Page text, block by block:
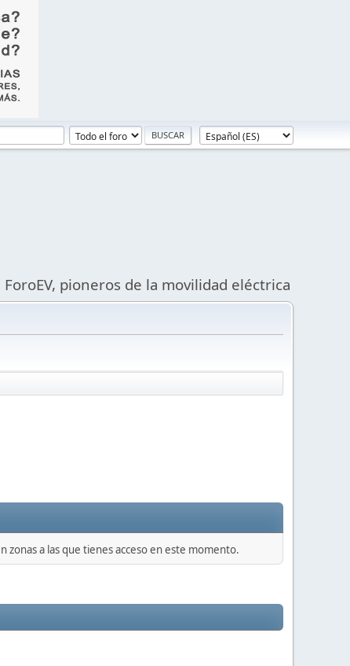
ForoEV, pioneros de la movilidad eléctrica
a las que tienes acceso en este momento.